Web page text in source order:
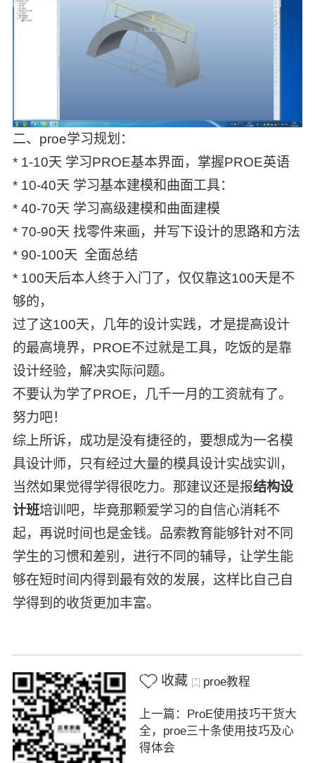
二、proe学习规划：
* 1-10天 学习PROE基本界面，掌握PROE英语
* 10-40天 学习基本建模和曲面工具：
* 40-70天 学习高级建模和曲面建模
* 70-90天 找零件来画，并写下设计的思路和方法
* 90-100天 全面总结
* 100天后本人终于入门了，仅仅靠这100天是不
够的，
过了这100天，几年的设计实践，才是提高设计
的最高境界，PROE不过就是工具，吃饭的是靠
设计经验，解决实际问题。
不要认为学了PROE，几千一月的工资就有了。
努力吧！
综上所诉，成功是没有捷径的，要想成为一名模
具设计师，只有经过大量的模具设计实战实训，
当然如果觉得学得很吃力。那建议还是报结构设
计班培训吧，毕竟那颗爱学习的自信心消耗不
起，再说时间也是金钱。品索教育能够针对不同
学生的习惯和差别，进行不同的辅导，让学生能
够在短时间内得到最有效的发展，这样比自己自
学得到的收货更加丰富。
收藏 proe教程
上一篇：ProE使用技巧干货大
全，proe三十条使用技巧及心
得体会